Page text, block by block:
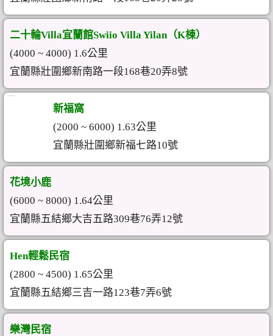
二十輪Villa宜蘭館Swiio Villa Yilan（K棟）
(4000 ~ 4000) 1.6公里
宜蘭縣壯圍鄉新南路一段168巷20弄8號
新福窩
(2000 ~ 6000) 1.63公里
宜蘭縣壯圍鄉新福七路10號
花境小鹿
(6000 ~ 8000) 1.64公里
宜蘭縣五結鄉大吉五路309巷76弄12號
Hen輕鬆民宿
(2800 ~ 4500) 1.65公里
宜蘭縣五結鄉三吉一路123巷7弄6號
樂灣民宿